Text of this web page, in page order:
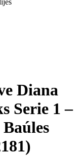
Diana
Serie 1 –